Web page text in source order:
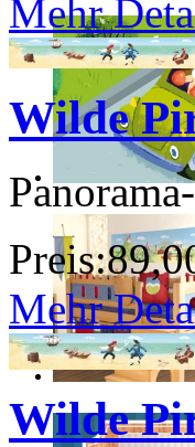
Mehr
Wilde
Preis:
Mehr
Wilde